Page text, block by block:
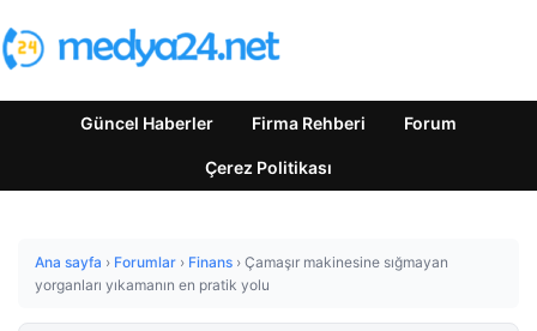
Güncel Haberler Firma Rehberi Forum
Çerez Politikası
Ana sayfa › Forumlar › Finans › Çamaşır makinesine sığmayan
yorganları yıkamanın en pratik yolu